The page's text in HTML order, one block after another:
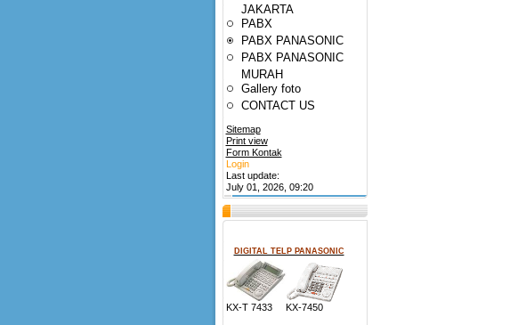
JAKARTA
PABX
PABX PANASONIC
PABX PANASONIC
MURAH
Gallery foto
CONTACT US
Sitemap
Print view
Form Kontak
Login
Last update:
July 01, 2026, 09:20
DIGITAL TELP PANASONIC
KX-T 7433 KX-7450